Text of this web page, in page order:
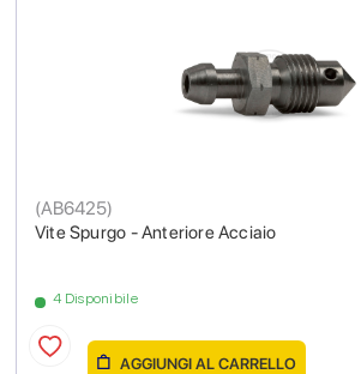
Vite Spurgo - Anteriore Acciaio
(AB6425)
4 Disponibile
AGGIUNGI AL CARRELLO